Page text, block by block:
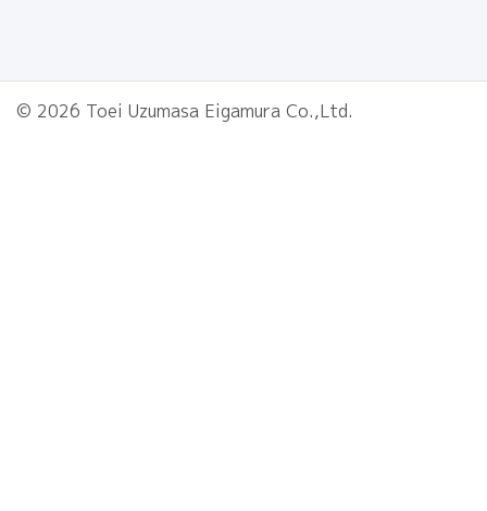
© 2026 Toei Uzumasa Eigamura Co.,Ltd.